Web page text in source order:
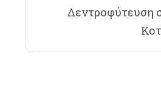
Δεντροφύτευση